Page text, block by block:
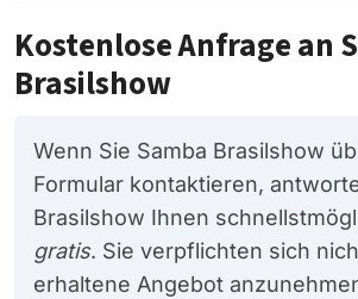
Kostenlose Anfrage an
Brasilshow
Wenn Sie Samba Brasilshow
Formular kontaktieren,
Brasilshow Ihnen
gratis. Sie verpflichten sich
erhaltene Angebot